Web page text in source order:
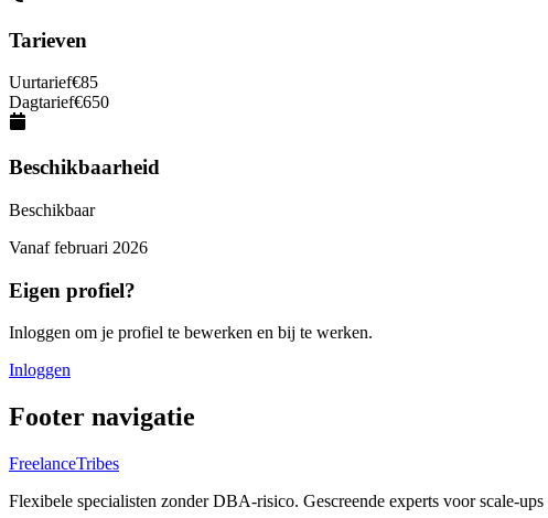
Tarieven
Uurtarief€85
Dagtarief€650
Beschikbaarheid
Beschikbaar
Vanaf februari 2026
Eigen profiel?
Inloggen om je profiel te bewerken en bij te werken.
Inloggen
Footer navigatie
FreelanceTribes
Flexibele specialisten zonder DBA-risico. Gescreende experts voor scale-